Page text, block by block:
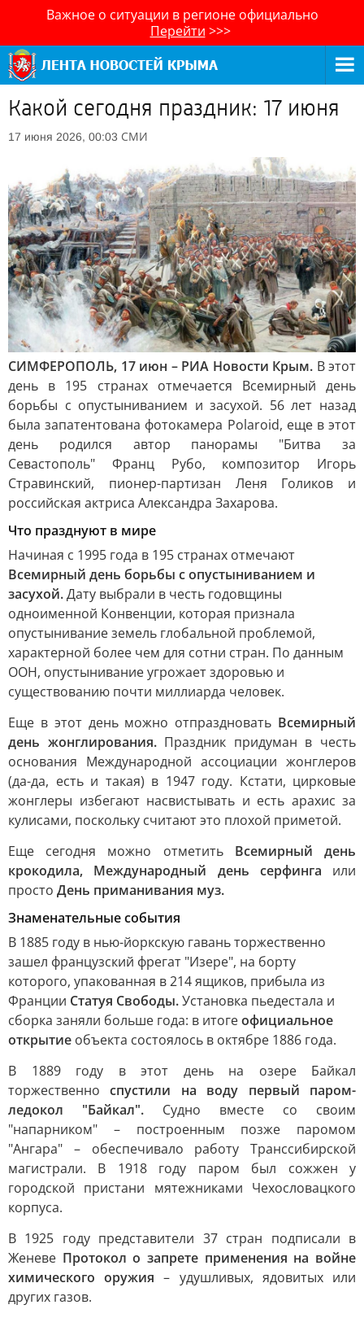
Важное о ситуации в регионе официально
Перейти >>>
Какой сегодня праздник: 17 июня
17 июня 2026, 00:03 СМИ
СИМФЕРОПОЛЬ, 17 июн – РИА Новости Крым. В этот
день в 195 странах отмечается Всемирный день
борьбы с опустыниванием и засухой. 56 лет назад
была запатентована фотокамера Polaroid, еще в этот
день родился автор панорамы "Битва за
Севастополь" Франц Рубо, композитор Игорь
Стравинский, пионер-партизан Леня Голиков и
российская актриса Александра Захарова.
Что празднуют в мире
Начиная с 1995 года в 195 странах отмечают
Всемирный день борьбы с опустыниванием и
засухой.Дату выбрали в честь годовщины
одноименной Конвенции, которая признала
опустынивание земель глобальной проблемой,
характерной более чем для сотни стран. По данным
ООН, опустынивание угрожает здоровью и
существованию почти миллиарда человек.
Еще в этот день можно отпраздновать Всемирный
день жонглирования.Праздник придуман в честь
основания Международной ассоциации жонглеров
(да-да, есть и такая) в 1947 году. Кстати, цирковые
жонглеры избегают насвистывать и есть арахис за
кулисами, поскольку считают это плохой приметой.
Еще сегодня можно отметить Всемирный день
крокодила, Международный день серфинга или
просто День приманивания муз.
Знаменательные события
В 1885 году в нью-йоркскую гавань торжественно
зашел французский фрегат "Изере", на борту
которого, упакованная в 214 ящиков, прибыла из
Франции Статуя Свободы.Установка пьедестала и
сборка заняли больше года: в итогеофициальное
открытие объекта состоялось в октябре 1886 года.
В 1889 году в этот день на озере Байкал
торжественноспустили на воду первый паром-
ледокол "Байкал". Судно вместе со своим
"напарником" – построенным позже паромом
"Ангара" – обеспечивало работу Транссибирской
магистрали. В 1918 году паром был сожжен у
городской пристани мятежниками Чехословацкого
корпуса.
В 1925 году представители 37 стран подписали в
Женеве Протокол о запрете применения на войне
химического оружия – удушливых, ядовитых или
других газов.